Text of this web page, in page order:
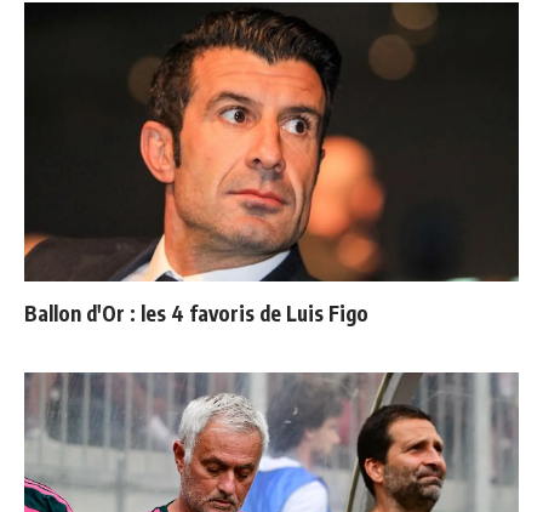
Ballon d'Or : les 4 favoris de Luis Figo